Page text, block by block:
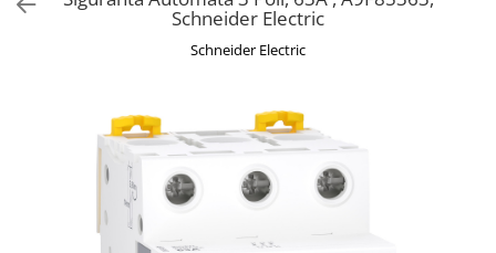
Panouri Fotovoltaice
Sisteme de montaj
Sisteme de prindere
Schneider Electric
Schneider Electric